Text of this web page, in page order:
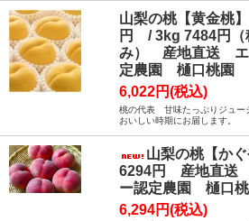
山梨の桃【黄金桃
円 / 3kg 7484円（
み） 産地直送 エ
定農園 樋口桃園
6,022円(税込)
桃の代表 甘味たっぷりジュー
おいしい時期にお届します。
山梨の桃【か
6294円 産地直送
ー認定農園 樋口桃
6,294円(税込)